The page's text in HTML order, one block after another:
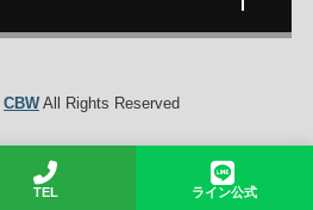
TEL ライン公式
CBWAll Rights Reserved